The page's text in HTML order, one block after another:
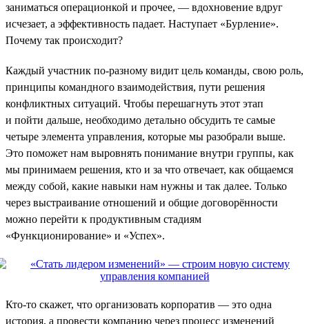
заниматься операционкой и прочее, — вдохновение вдруг
исчезает, а эффективность падает. Наступает «Бурление».
Почему так происходит?
Каждый участник по-разному видит цель команды, свою роль,
принципы командного взаимодействия, пути решения
конфликтных ситуаций. Чтобы перешагнуть этот этап
и пойти дальше, необходимо детально обсудить те самые
четыре элемента управления, которые мы разобрали выше.
Это поможет нам выровнять понимание внутри группы, как
мы принимаем решения, кто и за что отвечает, как общаемся
между собой, какие навыки нам нужны и так далее. Только
через выстраивание отношений и общие договорённости
можно перейти к продуктивным стадиям
«Функционирование» и «Успех».
Кто-то скажет, что организовать корпоратив — это одна
история, а провести компанию через процесс изменений